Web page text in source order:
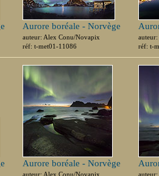
Aurore boréale - Norvège
auteur: Alex Conu/Novapix
réf: t-met01-11086
réf: t-
Aurore boréale - Norvège
auteur: Alex Conu/Novapix